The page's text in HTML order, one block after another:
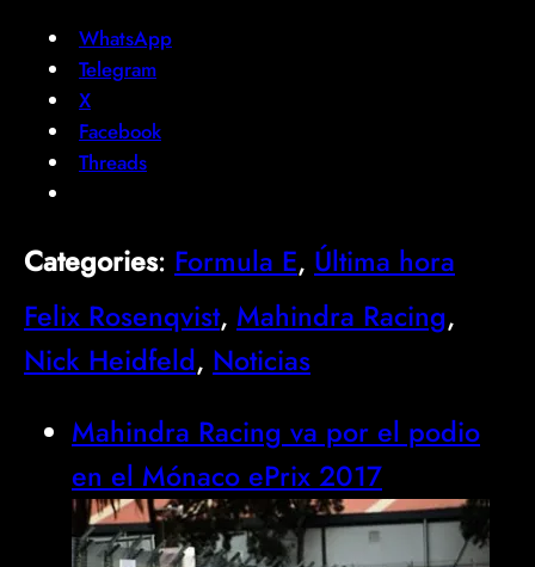
WhatsApp
Telegram
X
Facebook
Threads
Categories: Formula E, Última hora
Felix Rosenqvist, Mahindra Racing
Nick Heidfeld, Noticias
Mahindra Racing va por el podio
en el Mónaco ePrix 2017